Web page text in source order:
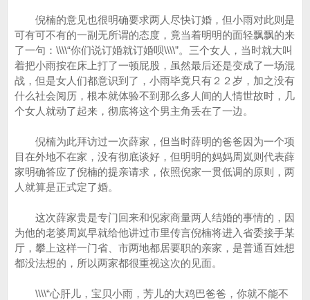
倪楠的意见也很明确要求两人尽快订婚，但小雨对此则是
可有可不有的一副无所谓的态度，竟当着明明的面轻飘飘的来
了一句：\\\\“你们说订婚就订婚呗\\\\”。三个女人，当时就大叫
着把小雨按在床上打了一顿屁股，虽然最后还是变成了一场混
战，但是女人们都意识到了，小雨毕竟只有２２岁，加之没有
什么社会阅历，根本就体验不到那么多人间的人情世故时，几
个女人就动了起来，彻底将这个男主角丢在了一边。
倪楠为此拜访过一次薛家，但当时薛明的爸爸因为一个项
目在外地不在家，没有彻底谈好，但明明的妈妈周岚则代表薛
家明确答应了倪楠的提亲请求，依照倪家一贯低调的原则，两
人就算是正式定了婚。
这次薛家贵是专门回来和倪家商量两人结婚的事情的，因
为他的老婆周岚早就给他讲过市里传言倪楠将进入省委接手某
厅，攀上这样一门省、市两地都居要职的亲家，是普通百姓想
都没法想的，所以两家都很重视这次的见面。
\\\\“心肝儿，宝贝小雨，芳儿的大鸡巴爸爸，你就不能不